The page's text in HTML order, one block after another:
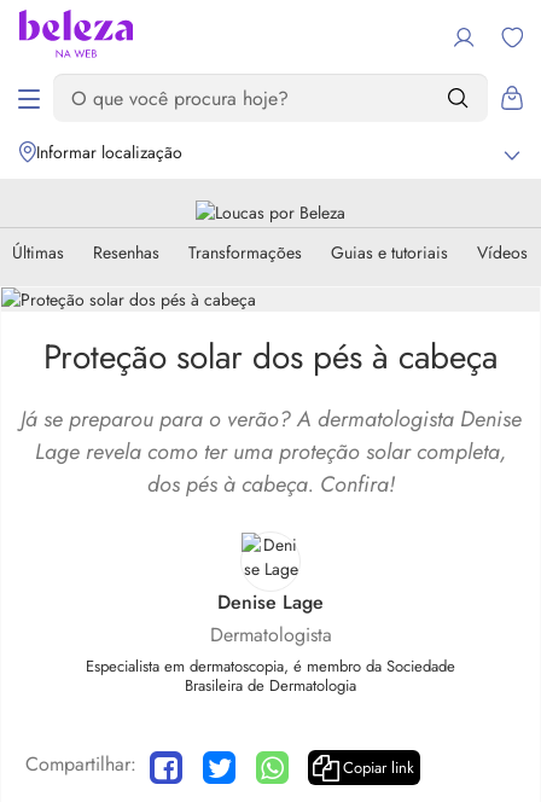
Informar localização
Últimas Resenhas Transformações Guias e tutoriais Vídeos
Proteção solar dos pés à cabeça
Já se preparou para o verão? A dermatologista Denise
Lage revela como ter uma proteção solar completa,
dos pés à cabeça. Confira!
Denise Lage
Dermatologista
Especialista em dermatoscopia, é membro da Sociedade
Brasileira de Dermatologia
Compartilhar: Copiar link